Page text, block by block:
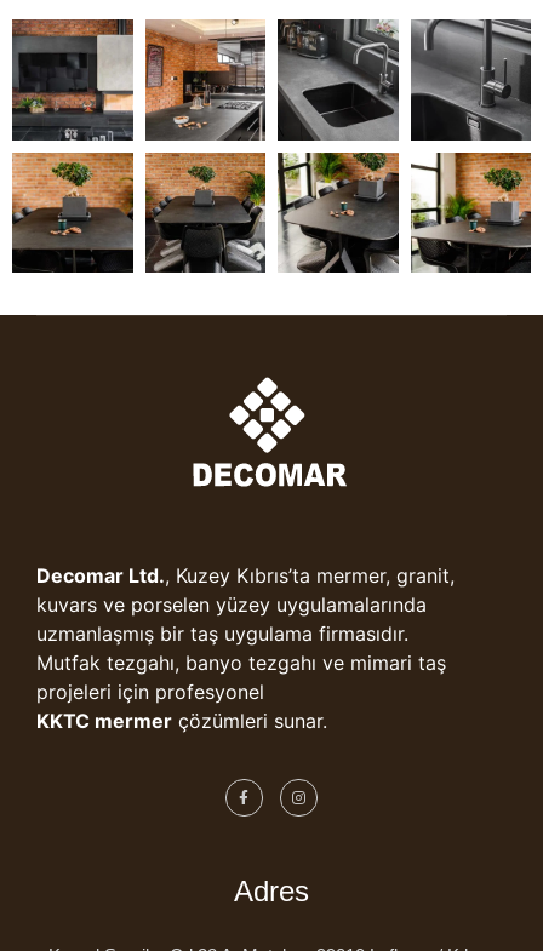
Decomar Ltd., Kuzey Kıbrıs’ta mermer, granit,
kuvars ve porselen yüzey uygulamalarında
uzmanlaşmış bir taş uygulama firmasıdır.
Mutfak tezgahı, banyo tezgahı ve mimari taş
projeleri için profesyonel
KKTC mermer çözümleri sunar.
Adres